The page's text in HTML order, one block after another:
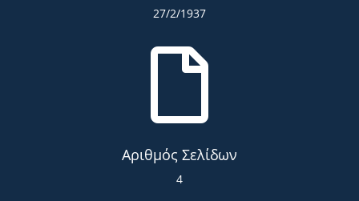
27/2/1937

Αριθμός Σελίδων
4